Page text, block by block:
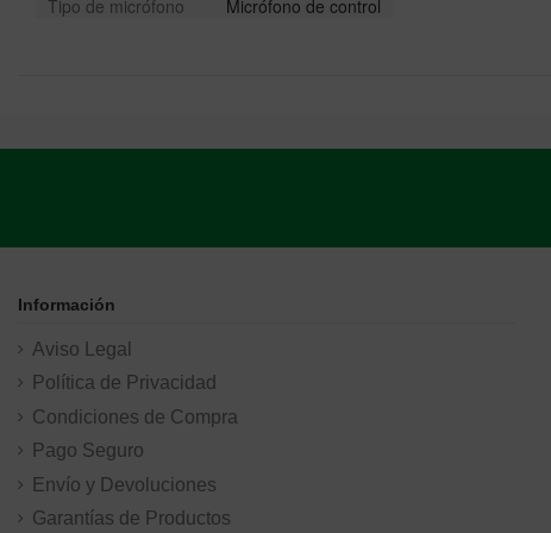
Tipo de micrófono
Micrófono de control
Información
Aviso Legal
Política de Privacidad
Condiciones de Compra
Pago Seguro
Envío y Devoluciones
Garantías de Productos